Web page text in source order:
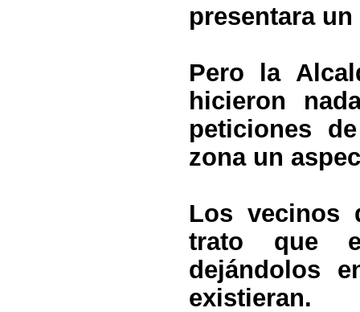
presentara
Pero la
hicieron
peticiones
zona un
Los vecinos
trato que
dejándolos
existieran.